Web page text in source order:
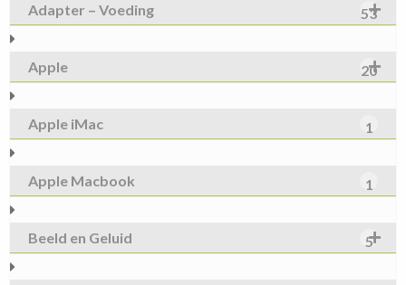
Adapter – Voeding 53
Apple 20
Apple iMac 1
Apple Macbook 1
Beeld en Geluid 5